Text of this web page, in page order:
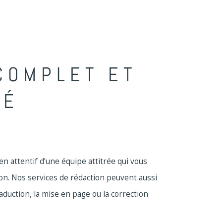
ET
attentif d’une équipe attitrée qui vous
Nos services de rédaction peuvent aussi
la mise en page ou la correction